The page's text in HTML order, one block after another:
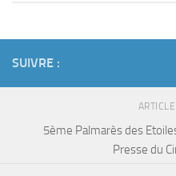
SUIVRE :
5ème Palmarès des
Presse du